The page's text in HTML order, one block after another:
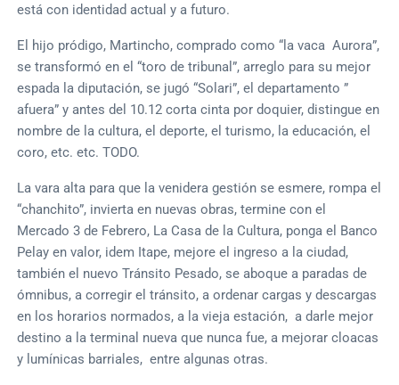
está con identidad actual y a futuro.
El hijo pródigo, Martincho, comprado como “la vaca Aurora”,
se transformó en el “toro de tribunal”, arreglo para su mejor
espada la diputación, se jugó “Solari”, el departamento ”
afuera” y antes del 10.12 corta cinta por doquier, distingue en
nombre de la cultura, el deporte, el turismo, la educación, el
coro, etc. etc. TODO.
La vara alta para que la venidera gestión se esmere, rompa el
“chanchito”, invierta en nuevas obras, termine con el
Mercado 3 de Febrero, La Casa de la Cultura, ponga el Banco
Pelay en valor, idem Itape, mejore el ingreso a la ciudad,
también el nuevo Tránsito Pesado, se aboque a paradas de
ómnibus, a corregir el tránsito, a ordenar cargas y descargas
en los horarios normados, a la vieja estación, a darle mejor
destino a la terminal nueva que nunca fue, a mejorar cloacas
y lumínicas barriales, entre algunas otras.